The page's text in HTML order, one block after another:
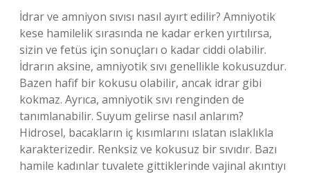
İdrar ve amniyon sıvısı nasıl ayırt edilir? Amniyotik
kese hamilelik sırasında ne kadar erken yırtılırsa,
sizin ve fetüs için sonuçları o kadar ciddi olabilir.
İdrarın aksine, amniyotik sıvı genellikle kokusuzdur.
Bazen hafif bir kokusu olabilir, ancak idrar gibi
kokmaz. Ayrıca, amniyotik sıvı renginden de
tanımlanabilir. Suyum gelirse nasıl anlarım?
Hidrosel, bacakların iç kısımlarını ıslatan ıslaklıkla
karakterizedir. Renksiz ve kokusuz bir sıvıdır. Bazı
hamile kadınlar tuvalete gittiklerinde vajinal akıntıyı